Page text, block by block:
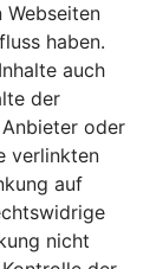
haben.
auch
der
oder
verlinkten
auf
nicht